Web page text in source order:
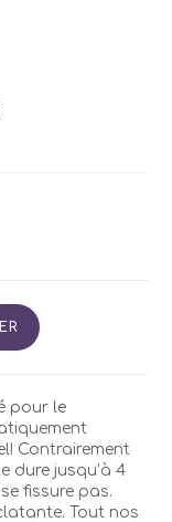
pour le
Contrairement
dure jusqu’à 4
fissure pas.
Tout nos